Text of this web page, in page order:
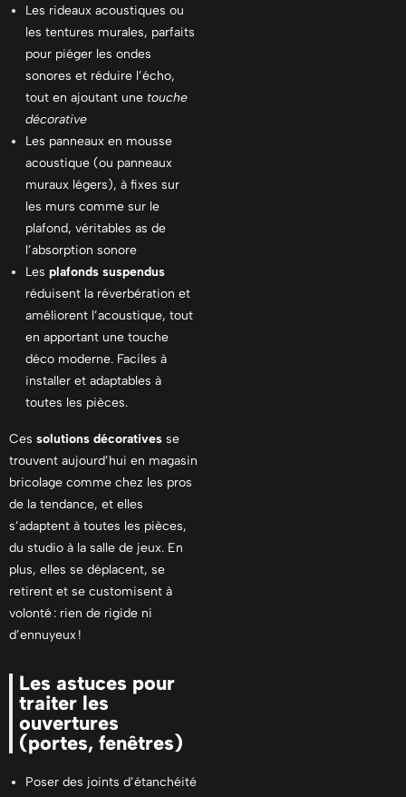
Les rideaux acoustiques ou
les tentures murales, parfaits
pour piéger les ondes
sonores et réduire l’écho,
tout en ajoutant une touche
décorative
Les panneaux en mousse
acoustique (ou panneaux
muraux légers), à fixes sur
les murs comme sur le
plafond, véritables as de
l’absorption sonore
Les plafonds suspendus
réduisent la réverbération et
améliorent l’acoustique, tout
en apportant une touche
déco moderne. Faciles à
installer et adaptables à
toutes les pièces.
Ces solutions décoratives se
trouvent aujourd’hui en magasin
bricolage comme chez les pros
de la tendance, et elles
s’adaptent à toutes les pièces,
du studio à la salle de jeux. En
plus, elles se déplacent, se
retirent et se customisent à
volonté : rien de rigide ni
d’ennuyeux !
Les astuces pour
traiter les
ouvertures
(portes, fenêtres)
Poser des joints d’étanchéité